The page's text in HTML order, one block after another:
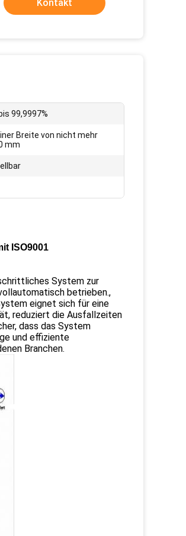
Kontakt
99,9997%
Breite von nicht mehr
mm
ISO9001
System zur
betrieben.,
eignet sich für eine
reduziert die Ausfallzeiten
dass das System
und effiziente
Branchen.